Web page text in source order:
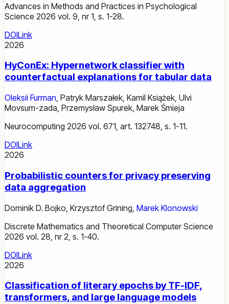
Advances in Methods and Practices in Psychological
Science 2026 vol. 9, nr 1, s. 1-28.
DOILink
2026
HyConEx: Hypernetwork classifier with
counterfactual explanations for tabular data
Oleksii Furman, Patryk Marszałek, Kamil Książek, Ulvi
Movsum-zada, Przemysław Spurek, Marek Śmieja
Neurocomputing 2026 vol. 671, art. 132748, s. 1-11.
DOILink
2026
Probabilistic counters for privacy preserving
data aggregation
Dominik D. Bojko Krzysztof Grining Marek Klonowski
Discrete Mathematics and Theoretical Computer Science
2026 vol. 28, nr 2, s. 1-40.
DOILink
2026
Classification of literary epochs by TF-IDF,
transformers, and large language models